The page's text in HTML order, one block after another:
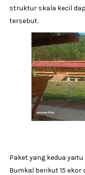
struktur skala kecil
tersebut.
Paket yang kedua
Bumkal berikut 15